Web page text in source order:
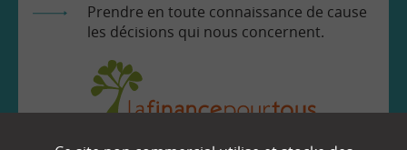
Prendre en toute connaissance de cause
les décisions qui nous concernent.